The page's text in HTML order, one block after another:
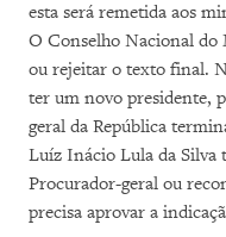
esta será remetida aos
O Conselho Nacional
ou rejeitar o texto final.
ter um novo presidente,
geral da República
Luíz Inácio Lula da Silva
Procurador-geral ou
precisa aprovar a